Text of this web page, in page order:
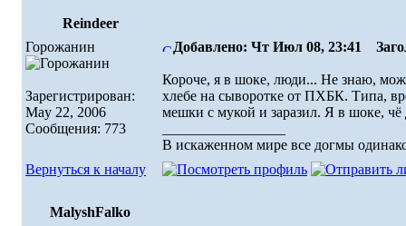
Reindeer
Горожанин
Зарегистрирован:
May 22, 2006
Сообщения: 773
Добавлено: Чт Июл 08, 23:41
Короче, я в шоке, люди... Не знаю,
хлебе на сыворотке от ПХБК. Типа,
мешки с мукой и заразил. Я в шоке, чё
В искаженном миpе все догмы
Вернуться к началу
MalyshFalko